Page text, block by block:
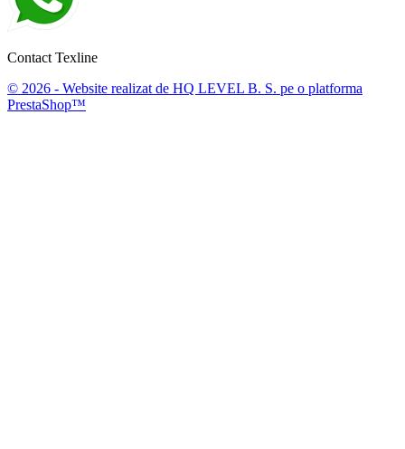
Contact Texline
© 2026 - Website realizat de HQ LEVEL B. S. pe o platforma
PrestaShop™